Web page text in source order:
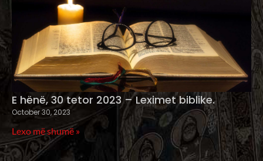
E hënë, 30 tetor 2023 – Leximet biblike.
October 30, 2023
Lexo më shumë »